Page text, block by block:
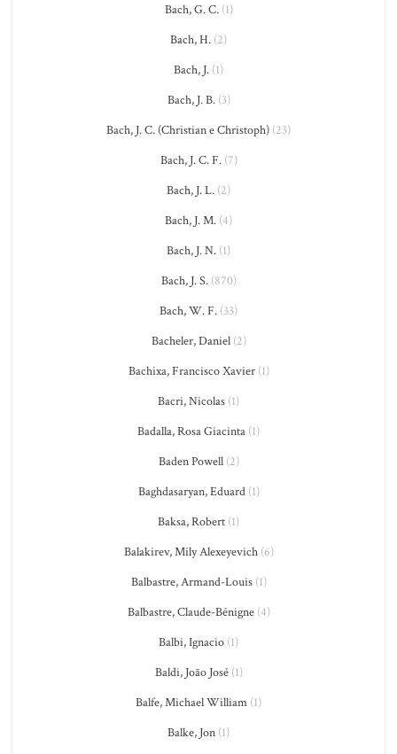
Bach, G. C.(1)
Bach, H. (2)
Bach, J. (1)
Bach, J. B.(3)
Bach, J. C. (Christian e Christoph) (23)
Bach, J. C. F.(7)
Bach, J. L. (2)
Bach, J. M. (4)
Bach, J. N. (1)
Bach, J. S.(870)
Bach, W. F. (33)
Bacheler, Daniel(2)
Bachixa, Francisco Xavier(1)
Bacri, Nicolas (1)
Badalla, Rosa Giacinta (1)
Baden Powell(2)
Baghdasaryan, Eduard(1)
Baksa, Robert (1)
Balakirev, Mily Alexeyevich(6)
Balbastre, Armand-Louis(1)
Balbastre, Claude-Bénigne(4)
Balbi, Ignacio (1)
Baldi, João José(1)
Balfe, Michael William (1)
Balke, Jon (1)